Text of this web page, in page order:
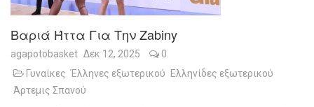
Βαριά Ήττα Για Την Zabiny
agapotobasket Δεκ 12, 2025
0
Γυναίκες Έλληνες εξωτερικού
Ελληνίδες εξωτερικού
Άρτεμις Σπανού